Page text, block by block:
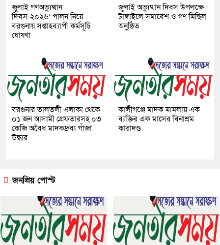
জুলাই গণঅভ্যুত্থান
দিবস-২০২৬’ পালন নিয়ে
বরগুনায় সপ্তাহব্যাপী কর্মসূচি
ঘোষণা
জুলাই অভ্যুত্থান দিবস উপলক্ষে
টাঙ্গাইলে সমাবেশ ও গণ মিছিল
অনুষ্ঠিত
বরগুনার তালতলী এলাকা থেকে
০১ জন আসামী গ্রেফতারসহ ০৩
কেজি অবৈধ মাদকদ্রব্য গাঁজা
উদ্ধার
কালীগঞ্জে মাদক মামলায় এক
ব্যক্তির এক মাসের বিনাশ্রম
কারাদণ্ড
জনপ্রিয় পোস্ট